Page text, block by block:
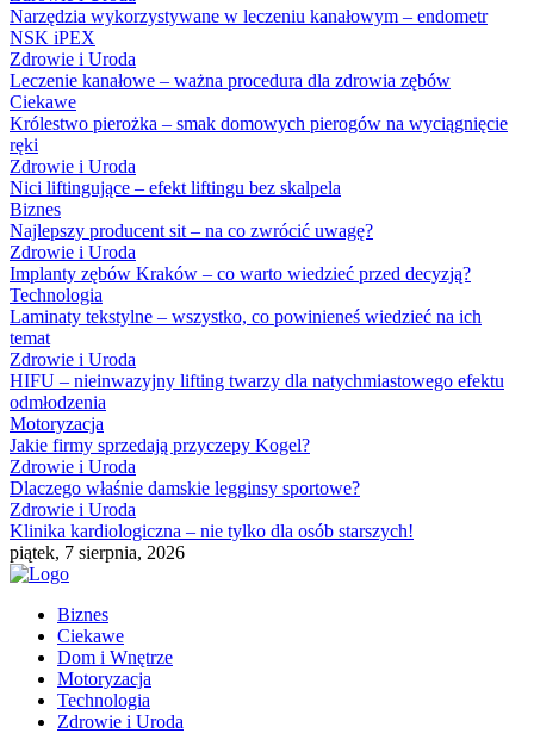
Narzędzia wykorzystywane w leczeniu kanałowym – endometr
NSK iPEX
Zdrowie i Uroda
Leczenie kanałowe – ważna procedura dla zdrowia zębów
Ciekawe
Królestwo pierożka – smak domowych pierogów na wyciągnięcie
ręki
Zdrowie i Uroda
Nici liftingujące – efekt liftingu bez skalpela
Biznes
Najlepszy producent sit – na co zwrócić uwagę?
Zdrowie i Uroda
Implanty zębów Kraków – co warto wiedzieć przed decyzją?
Technologia
Laminaty tekstylne – wszystko, co powinieneś wiedzieć na ich
temat
Zdrowie i Uroda
HIFU – nieinwazyjny lifting twarzy dla natychmiastowego efektu
odmłodzenia
Motoryzacja
Jakie firmy sprzedają przyczepy Kogel?
Zdrowie i Uroda
Dlaczego właśnie damskie legginsy sportowe?
Zdrowie i Uroda
Klinika kardiologiczna – nie tylko dla osób starszych!
piątek, 7 sierpnia, 2026
Biznes
Ciekawe
Dom i Wnętrze
Motoryzacja
Technologia
Zdrowie i Uroda